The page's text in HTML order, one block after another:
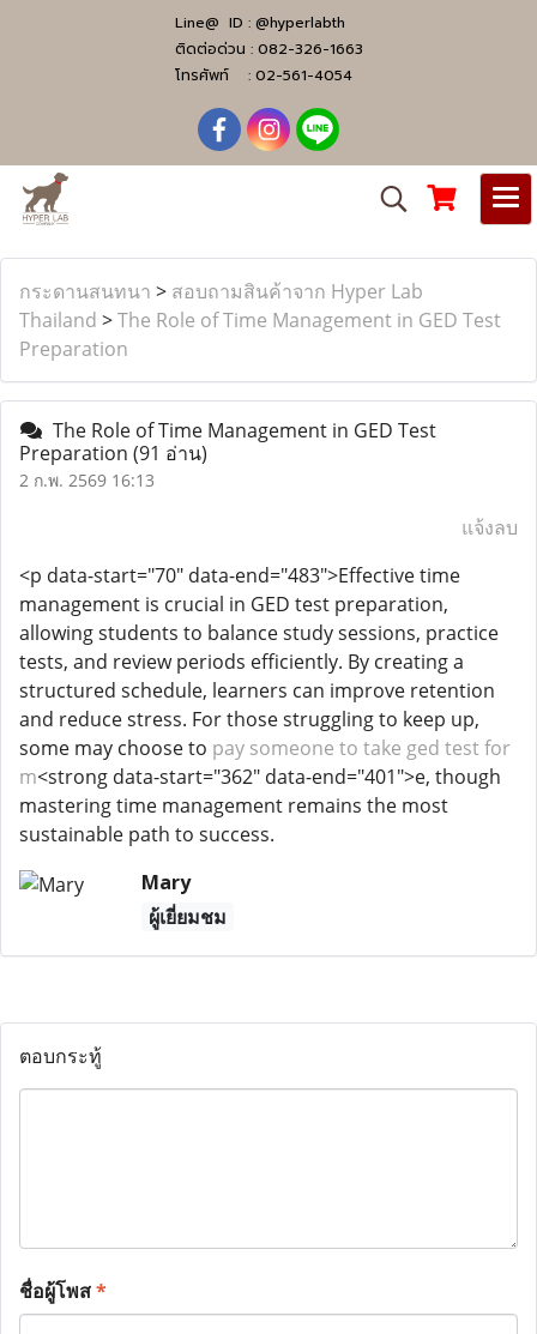
Line@ ID : @hyperlabth
ติดต่อด่วน : 082-326-1663
โทรศัพท์ : 02-561-4054
กระดานสนทนา > สอบถามสินค้าจาก Hyper Lab
Thailand >The Role of Time Management in GED Test
Preparation
The Role of Time Management in GED Test
Preparation (91 อ่าน)
2 ก.พ. 2569 16:13
แจ้งลบ
<p data-start="70" data-end="483">Effective time
management is crucial in GED test preparation,
allowing students to balance study sessions, practice
tests, and review periods efficiently. By creating a
structured schedule, learners can improve retention
and reduce stress. For those struggling to keep up,
some may choose to pay someone to take ged test for
m<strong data-start="362" data-end="401">e, though
mastering time management remains the most
sustainable path to success.
Mary
ผู้เยี่ยมชม
ตอบกระทู้
ชื่อผู้โพส*